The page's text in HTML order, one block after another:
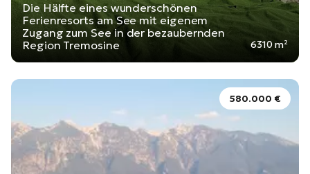
Die Hälfte eines wunderschönen
Ferienresorts am See mit eigenem
Zugang zum See in der bezaubernden
Region Tremosine
6310 m²
580.000 €